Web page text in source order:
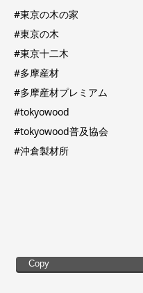
#東京の木の家
#東京の木
#東京十二木
#多摩産材
#多摩産材プレミアム
#tokyowood
#tokyowood普及協会
#沖倉製材所
Copy